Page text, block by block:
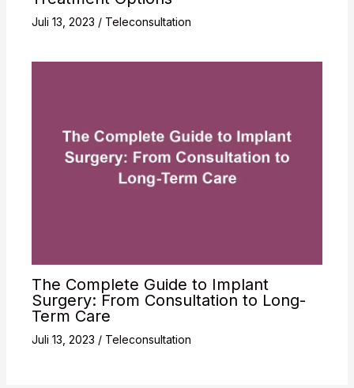
Juli 13, 2023 / Teleconsultation
The Complete Guide to Implant
Surgery: From Consultation to Long-
Term Care
Juli 13, 2023 / Teleconsultation